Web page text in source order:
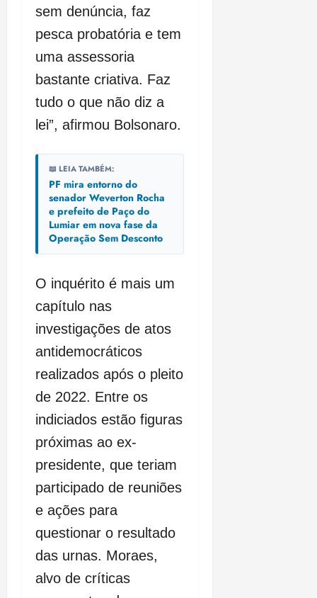
sem denúncia, faz
pesca probatória e tem
uma assessoria
bastante criativa. Faz
tudo o que não diz a
lei”, afirmou Bolsonaro.
📖 LEIA TAMBÉM:
PF mira entorno do
senador Weverton Rocha
e prefeito de Paço do
Lumiar em nova fase da
Operação Sem Desconto
O inquérito é mais um
capítulo nas
investigações de atos
antidemocráticos
realizados após o pleito
de 2022. Entre os
indiciados estão figuras
próximas ao ex-
presidente, que teriam
participado de reuniões
e ações para
questionar o resultado
das urnas. Moraes,
alvo de críticas